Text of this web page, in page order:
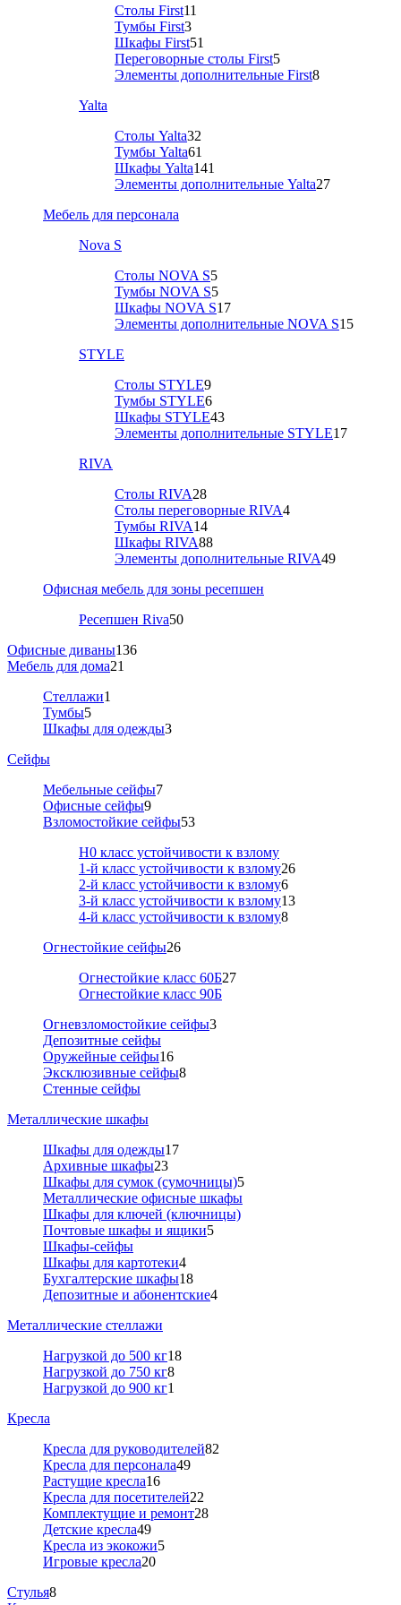
Столы First11
Тумбы First3
Шкафы First51
Переговорные столы First5
Элементы дополнительные First8
Yalta
Столы Yalta32
Тумбы Yalta61
Шкафы Yalta141
Элементы дополнительные Yalta27
Мебель для персонала
Nova S
Столы NOVA S5
Тумбы NOVA S5
Шкафы NOVA S17
Элементы дополнительные NOVA S15
STYLE
Столы STYLE9
Тумбы STYLE6
Шкафы STYLE43
Элементы дополнительные STYLE17
RIVA
Столы RIVA28
Столы переговорные RIVA4
Тумбы RIVA14
Шкафы RIVA88
Элементы дополнительные RIVA49
Офисная мебель для зоны ресепшен
Ресепшен Riva50
Офисные диваны136
Мебель для дома21
Стеллажи1
Тумбы5
Шкафы для одежды3
Сейфы
Мебельные сейфы7
Офисные сейфы9
Взломостойкие сейфы53
Н0 класс устойчивости к взлому
1-й класс устойчивости к взлому26
2-й класс устойчивости к взлому6
3-й класс устойчивости к взлому13
4-й класс устойчивости к взлому8
Огнестойкие сейфы26
Огнестойкие класс 60Б27
Огнестойкие класс 90Б
Огневзломостойкие сейфы3
Депозитные сейфы
Оружейные сейфы16
Эксклюзивные сейфы8
Стенные сейфы
Металлические шкафы
Шкафы для одежды17
Архивные шкафы23
Шкафы для сумок (сумочницы)5
Металлические офисные шкафы
Шкафы для ключей (ключницы)
Почтовые шкафы и ящики5
Шкафы-сейфы
Шкафы для картотеки4
Бухгалтерские шкафы18
Депозитные и абонентские4
Металлические стеллажи
Нагрузкой до 500 кг18
Нагрузкой до 750 кг8
Нагрузкой до 900 кг1
Кресла
Кресла для руководителей82
Кресла для персонала49
Растущие кресла16
Кресла для посетителей22
Комплектущие и ремонт28
Детские кресла49
Кресла из экокожи5
Игровые кресла20
Стулья8